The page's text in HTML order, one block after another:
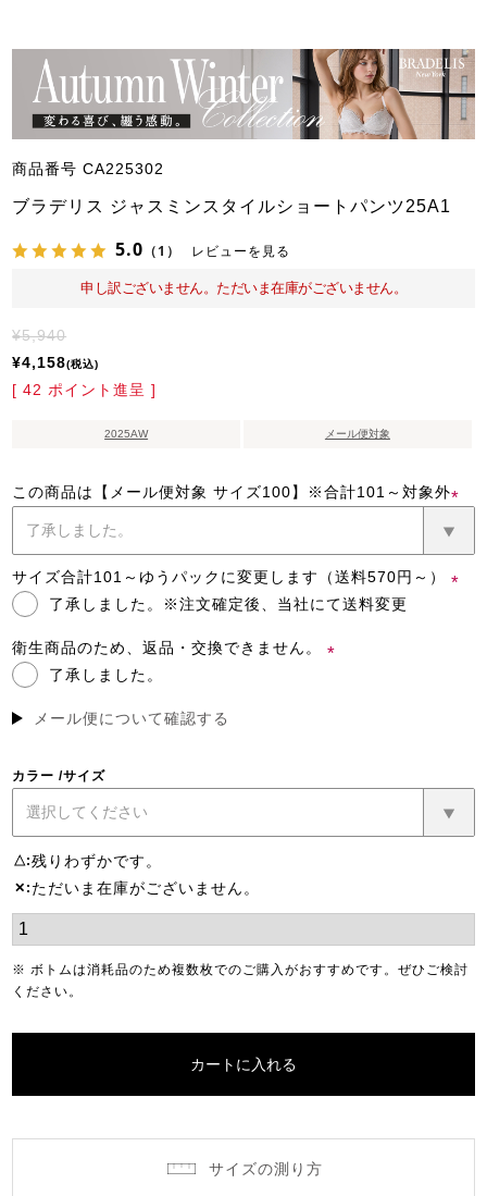
商品番号 CA225302
ブラデリス ジャスミンスタイルショートパンツ25A1
5.0 （1） レビューを見る
申し訳ございません。ただいま在庫がございません。
¥5,940
¥4,158 税込
[ 42 ポイント進呈 ]
2025AW メール便対象
この商品は【メール便対象 サイズ100】※合計101～対象外
(必
須)
サイズ合計101～ゆうパックに変更します（送料570円～）
了承しました。※注文確定後、当社にて送料変更
衛生商品のため、返品・交換できません。
了承しました。
メール便について確認する
カラー サイズ
△ 残りわずかです。
✕ ただいま在庫がございません。
※ ボトムは消耗品のため複数枚でのご購入がおすすめです。ぜひご検討
ください。
カートに入れる
サイズの測り方